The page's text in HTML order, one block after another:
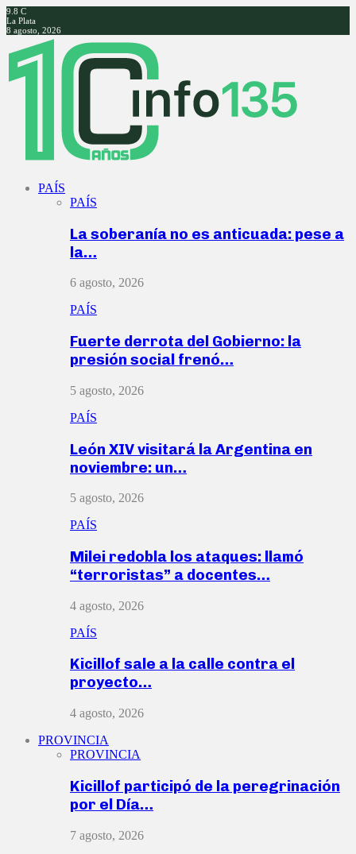
9.8 C
La Plata
8 agosto, 2026
Facebook
Twitter
Instagram
Youtube
PAÍS
PAÍS
La soberanía no es anticuada: pese a
la…
6 agosto, 2026
PAÍS
Fuerte derrota del Gobierno: la
presión social frenó…
5 agosto, 2026
PAÍS
León XIV visitará la Argentina en
noviembre: un…
5 agosto, 2026
PAÍS
Milei redobla los ataques: llamó
“terroristas” a docentes…
4 agosto, 2026
PAÍS
Kicillof sale a la calle contra el
proyecto…
4 agosto, 2026
PROVINCIA
PROVINCIA
Kicillof participó de la peregrinación
por el Día…
7 agosto, 2026